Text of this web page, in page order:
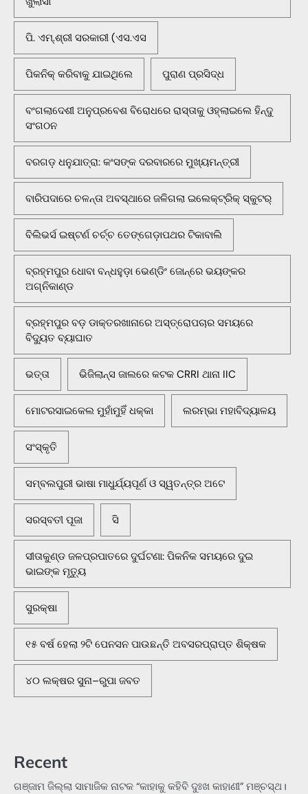
ପି. ଏମ୍.ଶ୍ରୀ ସରକାରୀ (ଏସ.ଏସ
ପିକନିକ୍‌ କରିବାକୁ ଯାଇଥିଲେ ପୁରାଣ ପ୍ରସିଦ୍ଧ
ବଂଗଲାଦେଶୀ ଅନୁପ୍ରବେଶ ବିରୋଧରେ ରାସ୍ତାକୁ ଓହ୍ଲାଇଲେ ହିନ୍ଦୁ
ସଂଗଠନ
ବରଗଡ଼ ଧନୁଯାତ୍ରା: କଂସଙ୍କ ଦରବାରରେ ମୁଖ୍ୟମନ୍ତ୍ରୀ
ବାରିପଦାରେ ଚଳନ୍ତା ଅବସ୍ଥାରେ ଜଳିଗଲା ଇଲେକ୍ଟ୍ରିକ୍ ସ୍କୁଟର୍
ବିଲିଭର୍ସ ଇଷ୍ଟର୍ଣ ଚର୍ଚ୍ଚ ତେଙ୍ଗେଡ଼ାପଥର ଟିକାବାଲି
ବ୍ରହ୍ମପୁର ଧୋବା ବନ୍ଧହୁଡ଼ା ଭେଣ୍ଡିଂ ଜୋନ୍‌ରେ ଭୟଙ୍କର
ଅଗ୍ନିକାଣ୍ଡ
ବ୍ରହ୍ମପୁର ବଡ଼ ଡାକ୍ତରଖାନାରେ ଅସ୍ତ୍ରୋପଚାର ସମୟରେ
ବିଦ୍ୟୁତ ବ୍ୟାଘାତ
ଭତ୍ତା ଭିଜିଲାନ୍ସ ଜାଲରେ କଟକ CRRI ଥାନା IIC
ମୋଟରସାଇକେଲ ମୁହାଁମୁହିଁ ଧକ୍କା ଲରମ୍ଭା ମହାବିଦ୍ୟାଳୟ
ସଂସ୍କୃତି
ସମ୍ବଲପୁରୀ ଭାଷା ମାଧୁର୍ଯ୍ୟପୂର୍ଣ ଓ ସ୍ୱତନ୍ତ୍ର ଅଟେ
ସରସ୍ବତୀ ପୂଜା ସି
ସୀତାକୁଣ୍ଡ ଜଳପ୍ରପାତରେ ଦୁର୍ଘଟଣା: ପିକନିକ ସମୟରେ ଦୁଇ
ଭାଇଙ୍କ ମୃତ୍ୟୁ
ସୁରକ୍ଷା
୧୫ ବର୍ଷ ହେଲା ୨ଟି ପେନସନ ପାଉଛନ୍ତି ଅବସରପ୍ରାପ୍ତ ଶିକ୍ଷକ
୪୦ ଲକ୍ଷର ସୁନା–ରୁପା ଜବତ
Recent
ଗଞ୍ଜାମ ଜିଲ୍ଲା ସାମାଜିକ ନାଟକ “କାହାକୁ କହିବି ଦୁଃଖ କାହାଣୀ” ମଞ୍ଚସ୍ଥ।